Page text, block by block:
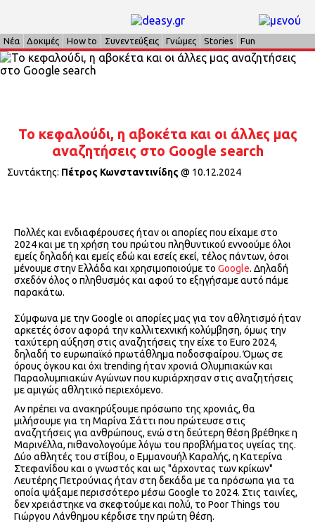
Νέα Δοκιμές How to Συνεντεύξεις Γνώμες Stories Fun
Το κεφαλούδι, η αβοκέτα και οι άλλες μας
αναζητήσεις στο Google search
Συντάκτης: Πέτρος Κωνσταντινίδης @ 10.12.2024
Πολλές και ενδιαφέρουσες ήταν οι απορίες που είχαμε στο
2024 και με τη χρήση του πρώτου πληθυντικού εννοούμε όλοι
εμείς δηλαδή και εμείς εδώ και εσείς εκεί, τέλος πάντων, όσοι
μένουμε στην Ελλάδα και χρησιμοποιούμε το Google. Δηλαδή
σχεδόν όλος ο πληθυσμός και αφού το εξηγήσαμε αυτό πάμε
παρακάτω.
Σύμφωνα με την Google οι απορίες μας για τον αθλητισμό ήταν
αρκετές όσον αφορά την καλλιτεχνική κολύμβηση, όμως την
ταχύτερη αύξηση στις αναζητήσεις την είχε το Euro 2024,
δηλαδή το ευρωπαϊκό πρωτάθλημα ποδοσφαίρου. Όμως σε
όρους όγκου και όχι trending ήταν χρονιά Ολυμπιακών και
Παραολυμπιακών Αγώνων που κυριάρχησαν στις αναζητήσεις
με αμιγώς αθλητικό περιεχόμενο.
Αν πρέπει να ανακηρύξουμε πρόσωπο της χρονιάς, θα
μιλήσουμε για τη Μαρίνα Σάττι που πρώτευσε στις
αναζητήσεις για ανθρώπους, ενώ στη δεύτερη θέση βρέθηκε η
Μαρινέλλα, πιθανολογούμε λόγω του προβλήματος υγείας της.
Δύο αθλητές του στίβου, ο Εμμανουήλ Καραλής, η Κατερίνα
Στεφανίδου και ο γνωστός και ως "άρχοντας των κρίκων"
Λευτέρης Πετρούνιας ήταν στη δεκάδα με τα πρόσωπα για τα
οποία ψάξαμε περισσότερο μέσω Google το 2024. Στις ταινίες,
δεν χρειάστηκε να σκεφτούμε και πολύ, το Poor Things του
Γιώργου Λάνθημου κέρδισε την πρώτη θέση.